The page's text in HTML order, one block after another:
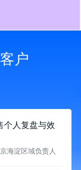
户
个人复盘与效
海淀区域负责人